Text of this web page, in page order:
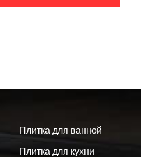
Плитка для ванной
Плитка для кухни